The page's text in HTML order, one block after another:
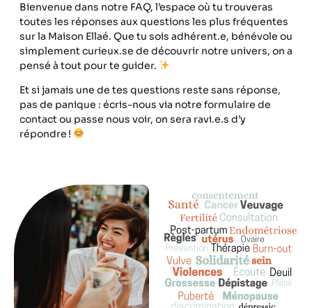
Bienvenue dans notre FAQ, l’espace où tu trouveras
toutes les réponses aux questions les plus fréquentes
sur la Maison Ellaé. Que tu sois adhérent.e, bénévole ou
simplement curieux.se de découvrir notre univers, on a
pensé à tout pour te guider.
Et si jamais une de tes questions reste sans réponse,
pas de panique : écris-nous via notre formulaire de
contactou passe nous voir, on sera ravi.e.s d’y
répondre !